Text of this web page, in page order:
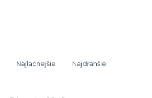
Najlacnejšie Najdrahšie